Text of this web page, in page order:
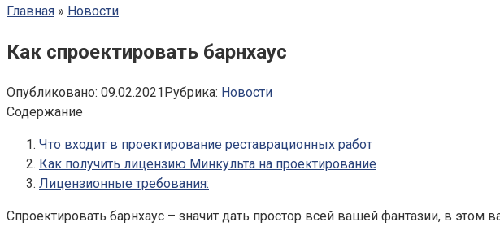
Главная » Новости
Как спроектировать барнхаус
Опубликовано: 09.02.2021Рубрика: Новости
Содержание
Что входит в проектирование реставрационных работ
Как получить лицензию Минкульта на проектирование
Лицензионные требования:
Спроектировать барнхаус – значит дать простор всей вашей фантазии, в этом